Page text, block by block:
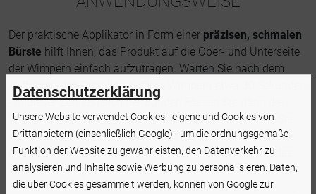
Der praktische Applikator in Form einer präzisen, schmalen
Bürste hilft Ihnen, das Produkt auf die Ober- und Unterseite
der Wimpern einfach aufzutragen. Warten Sie nach dem
Auftragen des Produkts auf Ihre Wimpern etwa 30 Sekunden
- in dieser Zeit löst sich der Bonder. Fassen Sie dann die
Wimpernsegmente mit Ihren Fingern an und entfernen Sie
sie von Ihren natürlichen Wimpern. Denken Sie daran, eine
gründliche Make-up-Entfernung nach der Beseitigung des
Wimpernstylings zu machen.
Datenschutzerklärung
Unsere Website verwendet Cookies - eigene und Cookies von
Drittanbietern (einschließlich Google) - um die ordnungsgemäße
Funktion der Website zu gewährleisten, den Datenverkehr zu
analysieren und Inhalte sowie Werbung zu personalisieren. Daten,
die über Cookies gesammelt werden, können von Google zur